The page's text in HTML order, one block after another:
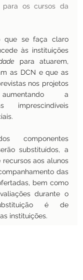
os cursos da
que se faça claro
às instituições
para atuarem,
as DCN e que as
nos projetos
a
imprescindíveis
componentes
substituídos, a
aos alunos
das
bem como
durante o
é de
instituições.